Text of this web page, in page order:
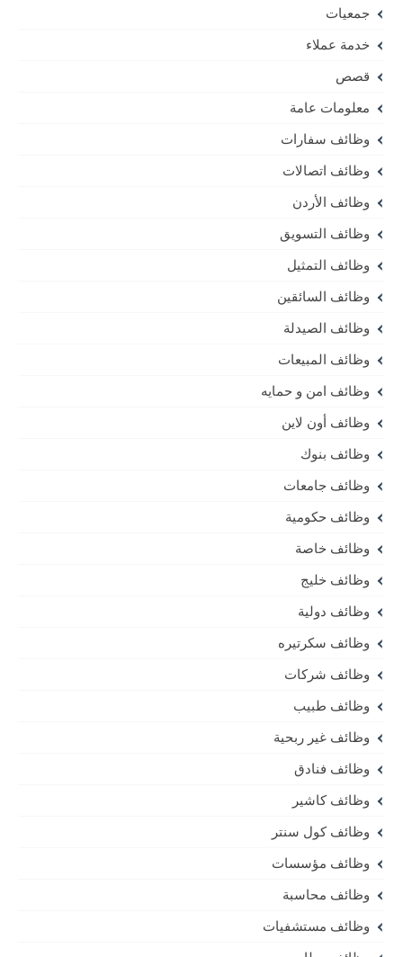
جمعيات
خدمة عملاء
قصص
معلومات عامة
وظائف سفارات
وظائف اتصالات
وظائف الأردن
وظائف التسويق
وظائف التمثيل
وظائف السائقين
وظائف الصيدلة
وظائف المبيعات
وظائف امن و حمايه
وظائف أون لاين
وظائف بنوك
وظائف جامعات
وظائف حكومية
وظائف خاصة
وظائف خليج
وظائف دولية
وظائف سكرتيره
وظائف شركات
وظائف طبيب
وظائف غير ربحية
وظائف فنادق
وظائف كاشير
وظائف كول سنتر
وظائف مؤسسات
وظائف محاسبة
وظائف مستشفيات